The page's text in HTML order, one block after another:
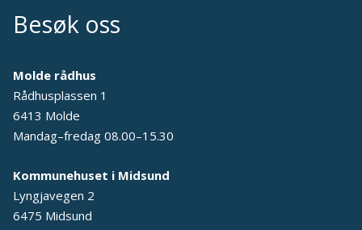
Besøk oss
Molde rådhus
Rådhusplassen 1
6413 Molde
Mandag–fredag 08.00–15.30
Kommunehuset i Midsund
Lyngjavegen 2
6475 Midsund